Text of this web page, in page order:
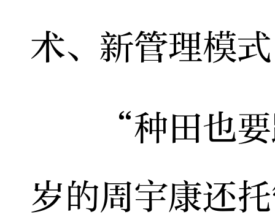
术、新管理模
“种田也要
岁的周宇康还